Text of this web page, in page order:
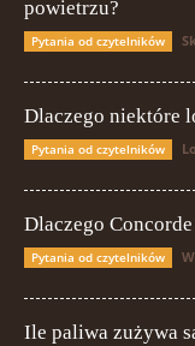
powietrzu?
Pytania od czytelników
Dlaczego niektóre
Pytania od czytelników
Dlaczego Concorde
Pytania od czytelników
Ile paliwa zużywa